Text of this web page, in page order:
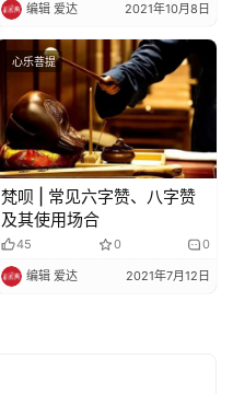
编辑 爱达 2021年10月8日
心乐菩提
梵呗 | 常见六字赞、八字赞
及其使用场合
45 0 0
编辑 爱达 2021年7月12日